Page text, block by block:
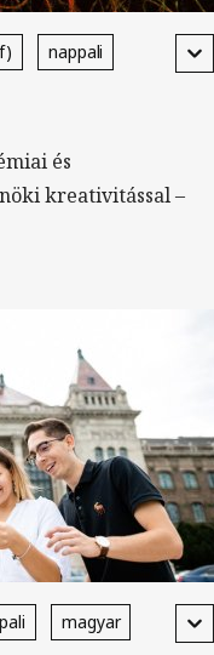
nappali
és
kreativitással –
magyar